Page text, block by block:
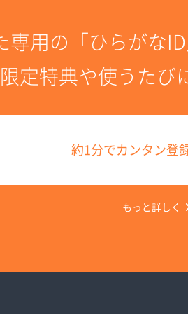
専用の「ひらがな
定特典や使うた
約1分でカンタン登
もっと詳しく